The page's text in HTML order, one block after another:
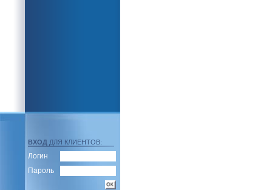
ВХОД ДЛЯ КЛИЕНТОВ:
Логин
Пароль